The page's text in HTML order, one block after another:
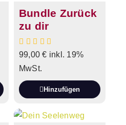
Bundle Zurück
zu dir
99,00€ inkl. 19%
MwSt.
Hinzufügen